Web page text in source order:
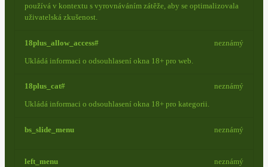
používá v kontextu s vyrovnáváním zátěže, aby se optimalizovala
uživatelská zkušenost.
18plus_allow_access#
Ukládá informaci o odsouhlasení okna 18+ pro web.
neznámý
18plus_cat#
Ukládá informaci o odsouhlasení okna 18+ pro kategorii.
neznámý
bs_slide_menu neznámý
left_menu neznámý